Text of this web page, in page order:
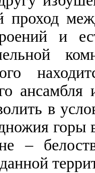
проход
и
в
горы
–